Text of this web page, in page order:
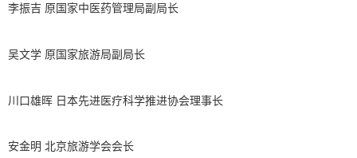
李振吉 原国家中医药管理局副局长
吴文学 原国家旅游局副局长
川口雄晖 日本先进医疗科学推进协会理事长
安金明 北京旅游学会会长